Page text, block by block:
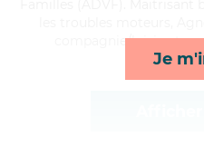
Je
compagnie/loisirs,